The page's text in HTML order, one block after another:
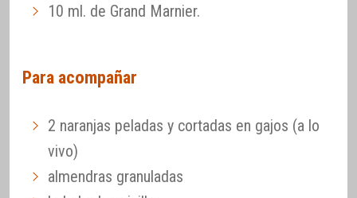
10 ml. de Grand Marnier.
Para acompañar
2 naranjas peladas y cortadas en gajos (a lo
vivo)
almendras granuladas